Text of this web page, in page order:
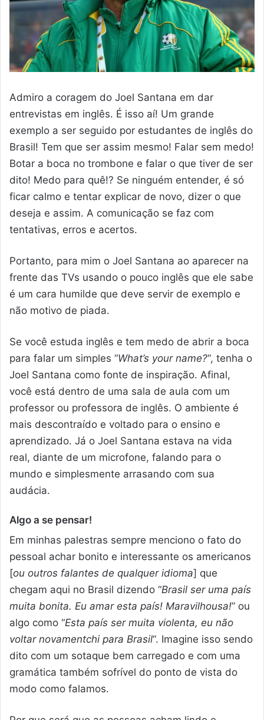
Admiro a coragem do Joel Santana em dar
entrevistas em inglês. É isso aí! Um grande
exemplo a ser seguido por estudantes de inglês do
Brasil! Tem que ser assim mesmo! Falar sem medo!
Botar a boca no trombone e falar o que tiver de ser
dito! Medo para quê!? Se ninguém entender, é só
ficar calmo e tentar explicar de novo, dizer o que
deseja e assim. A comunicação se faz com
tentativas, erros e acertos.
Portanto, para mim o Joel Santana ao aparecer na
frente das TVs usando o pouco inglês que ele sabe
é um cara humilde que deve servir de exemplo e
não motivo de piada.
Se você estuda inglês e tem medo de abrir a boca
para falar um simples “What’s your name?“, tenha o
Joel Santana como fonte de inspiração. Afinal,
você está dentro de uma sala de aula com um
professor ou professora de inglês. O ambiente é
mais descontraído e voltado para o ensino e
aprendizado. Já o Joel Santana estava na vida
real, diante de um microfone, falando para o
mundo e simplesmente arrasando com sua
audácia.
Algo a se pensar!
Em minhas palestras sempre menciono o fato do
pessoal achar bonito e interessante os americanos
[ou outros falantes de qualquer idioma] que
chegam aqui no Brasil dizendo “Brasil ser uma país
muita bonita. Eu amar esta país! Maravilhousa!” ou
algo como “Esta país ser muita violenta, eu não
voltar novamentchi para Brasil“. Imagine isso sendo
dito com um sotaque bem carregado e com uma
gramática também sofrível do ponto de vista do
modo como falamos.